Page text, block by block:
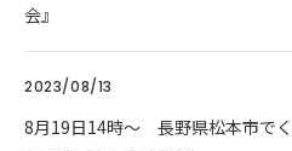
会』
2023/08/13
8月19日14時～ 長野県松本市で